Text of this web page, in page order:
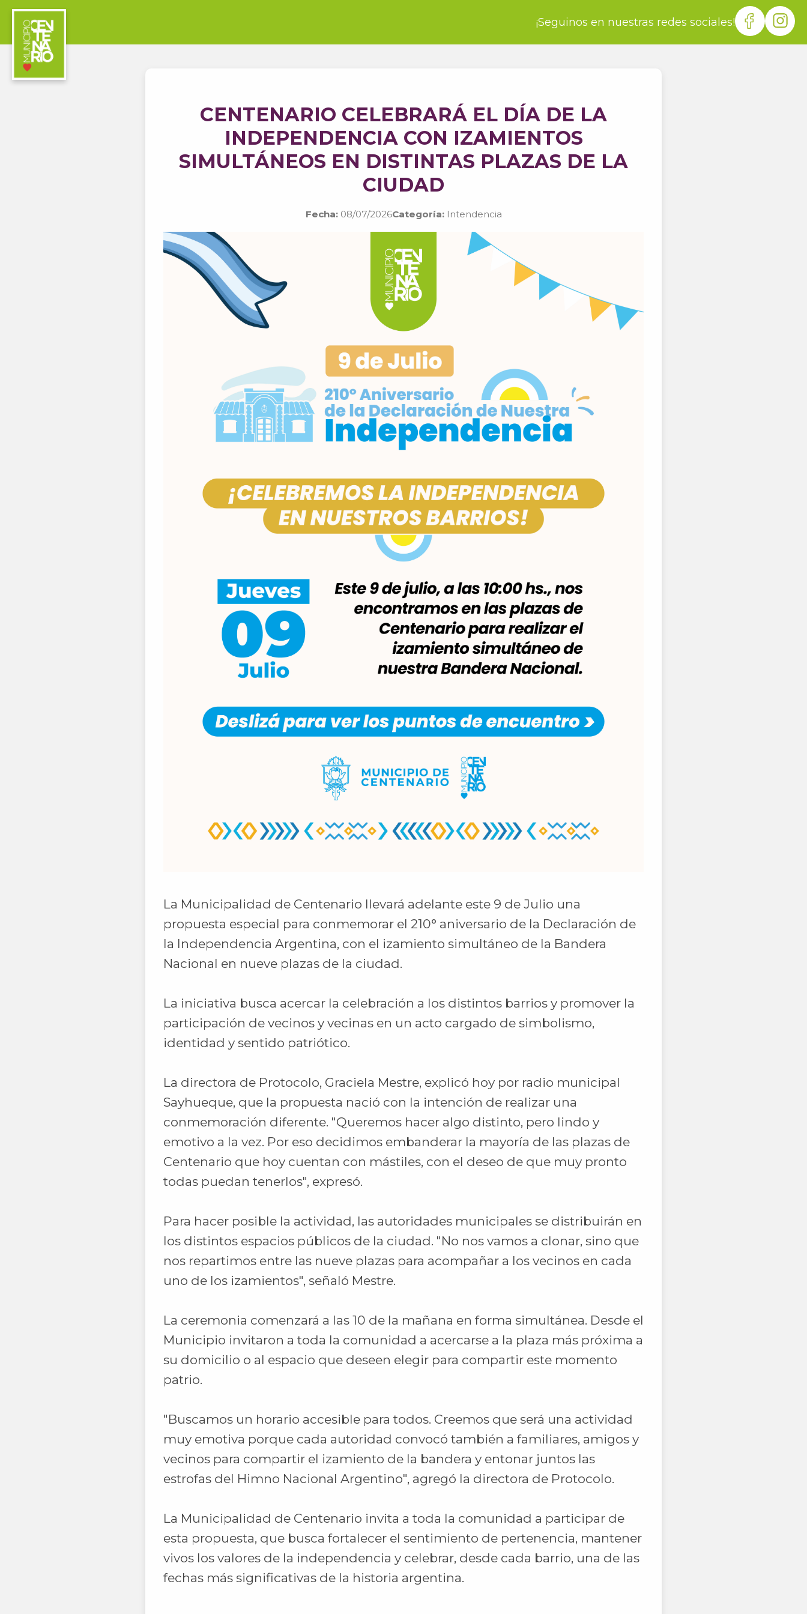
¡Seguinos en nuestras redes sociales!
CENTENARIO CELEBRARÁ EL DÍA DE LA
INDEPENDENCIA CON IZAMIENTOS
SIMULTÁNEOS EN DISTINTAS PLAZAS DE LA
CIUDAD
Fecha:08/07/2026Categoría:Intendencia
La Municipalidad de Centenario llevará adelante este 9 de Julio una
propuesta especial para conmemorar el 210° aniversario de la Declaración de
la Independencia Argentina, con el izamiento simultáneo de la Bandera
Nacional en nueve plazas de la ciudad.
La iniciativa busca acercar la celebración a los distintos barrios y promover la
participación de vecinos y vecinas en un acto cargado de simbolismo,
identidad y sentido patriótico.
La directora de Protocolo, Graciela Mestre, explicó hoy por radio municipal
Sayhueque, que la propuesta nació con la intención de realizar una
conmemoración diferente. "Queremos hacer algo distinto, pero lindo y
emotivo a la vez. Por eso decidimos embanderar la mayoría de las plazas de
Centenario que hoy cuentan con mástiles, con el deseo de que muy pronto
todas puedan tenerlos", expresó.
Para hacer posible la actividad, las autoridades municipales se distribuirán en
los distintos espacios públicos de la ciudad. "No nos vamos a clonar, sino que
nos repartimos entre las nueve plazas para acompañar a los vecinos en cada
uno de los izamientos", señaló Mestre.
La ceremonia comenzará a las 10 de la mañana en forma simultánea. Desde el
Municipio invitaron a toda la comunidad a acercarse a la plaza más próxima a
su domicilio o al espacio que deseen elegir para compartir este momento
patrio.
"Buscamos un horario accesible para todos. Creemos que será una actividad
muy emotiva porque cada autoridad convocó también a familiares, amigos y
vecinos para compartir el izamiento de la bandera y entonar juntos las
estrofas del Himno Nacional Argentino", agregó la directora de Protocolo.
La Municipalidad de Centenario invita a toda la comunidad a participar de
esta propuesta, que busca fortalecer el sentimiento de pertenencia, mantener
vivos los valores de la independencia y celebrar, desde cada barrio, una de las
fechas más significativas de la historia argentina.